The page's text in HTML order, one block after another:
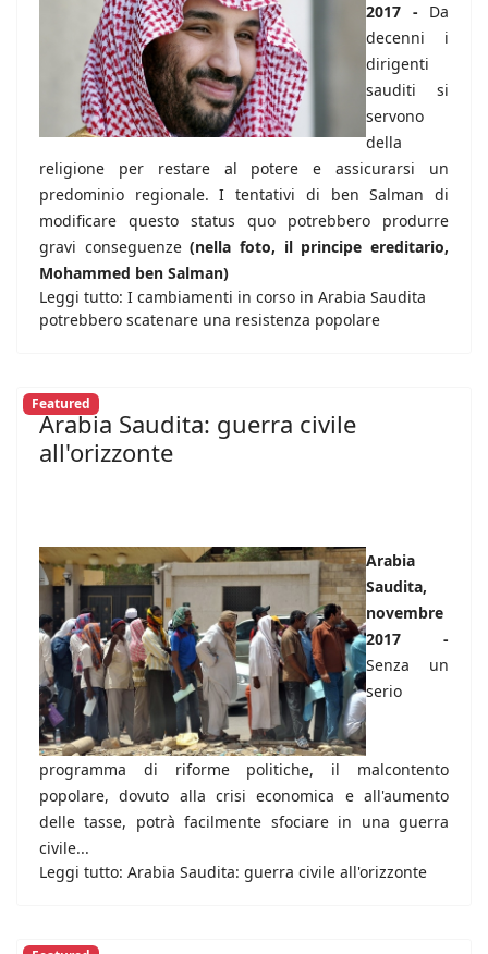
2017 - Da
decenni i
dirigenti
sauditi si
servono
della
religione per restare al potere e assicurarsi un
predominio regionale. I tentativi di ben Salman di
modificare questo status quo potrebbero produrre
gravi conseguenze(nella foto, il principe ereditario,
Mohammed ben Salman)
Leggi tutto: I cambiamenti in corso in Arabia Saudita
potrebbero scatenare una resistenza popolare
Featured
Arabia Saudita: guerra civile
all'orizzonte
Arabia
Saudita,
novembre
2017 -
Senza un
serio
programma di riforme politiche, il malcontento
popolare, dovuto alla crisi economica e all'aumento
delle tasse, potrà facilmente sfociare in una guerra
civile...
Leggi tutto: Arabia Saudita: guerra civile all'orizzonte